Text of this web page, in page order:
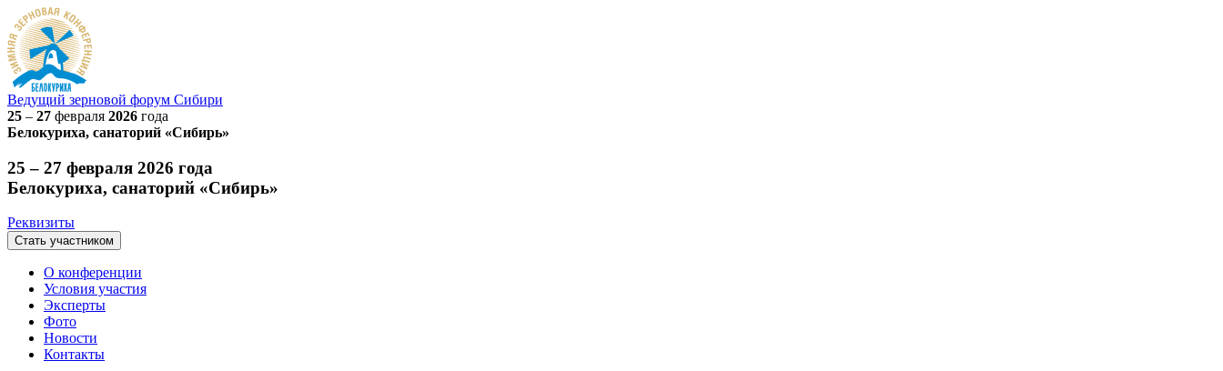
Ведущий зерновой форум Сибири
25 – 27 февраля 2026 года
Белокуриха, санаторий «Сибирь»
25 – 27 февраля 2026 года
Белокуриха, санаторий «Сибирь»
Реквизиты
Стать участником
О конференции
Условия участия
Эксперты
Фото
Новости
Контакты